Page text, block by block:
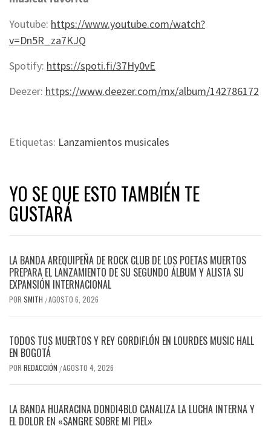
Youtube: https://www.youtube.com/watch?
v=Dn5R_za7KJQ
Spotify: https://spoti.fi/37Hy0vE
Deezer: https://www.deezer.com/mx/album/142786172
Etiquetas: Lanzamientos musicales
YO SE QUE ESTO TAMBIÉN TE
GUSTARÁ
LA BANDA AREQUIPEÑA DE ROCK CLUB DE LOS POETAS MUERTOS
PREPARA EL LANZAMIENTO DE SU SEGUNDO ÁLBUM Y ALISTA SU
EXPANSIÓN INTERNACIONAL
POR SMITH /AGOSTO 6, 2026
TODOS TUS MUERTOS Y REY GORDIFLÓN EN LOURDES MUSIC HALL
EN BOGOTÁ
POR REDACCIÓN /AGOSTO 4, 2026
LA BANDA HUARACINA DONDI4BLO CANALIZA LA LUCHA INTERNA Y
EL DOLOR EN «SANGRE SOBRE MI PIEL»